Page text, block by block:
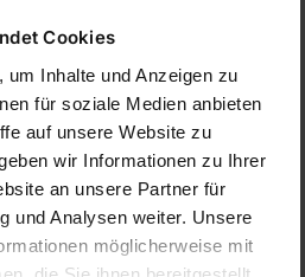
Cookies
Inhalte und Anzeigen zu
für soziale Medien anbieten
auf unsere Website zu
wir Informationen zu Ihrer
an unsere Partner für
und Analysen weiter. Unsere
möglicherweise mit
PowerVac 2in1